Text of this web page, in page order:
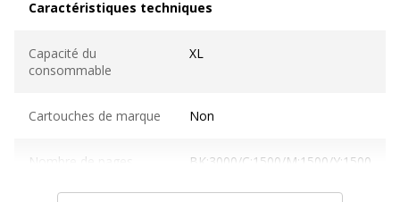
Caractéristiques techniques
Capacité du
consommable
XL
Cartouches de marque Non
Nombre de pages
BK:3000/C:1500/M:1500/Y:1500